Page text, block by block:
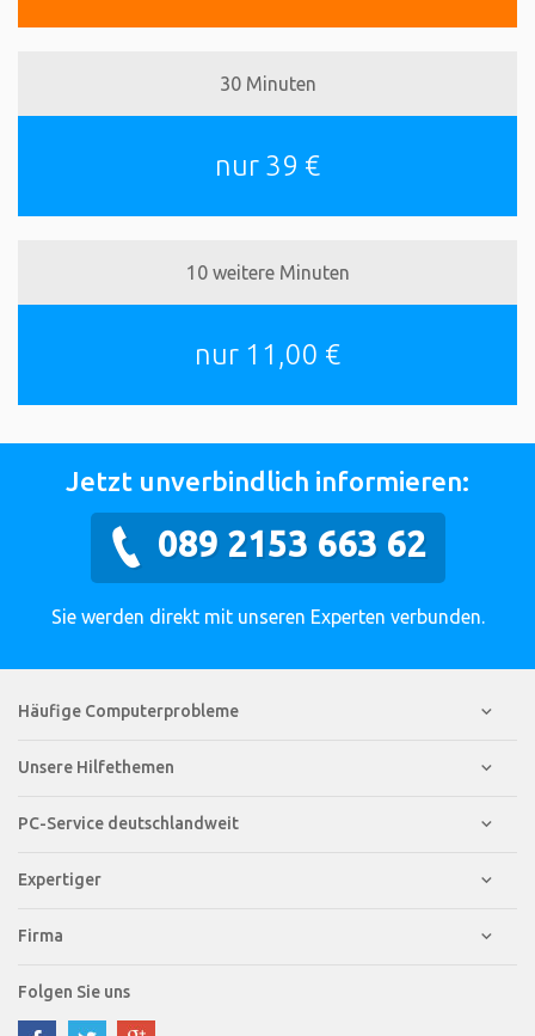
30 Minuten
nur 39 €
10 weitere Minuten
nur 11,00 €
Jetzt unverbindlich informieren:
089 2153 663 62
Sie werden direkt mit unseren Experten verbunden.
Häufige Computerprobleme
Unsere Hilfethemen
PC-Service deutschlandweit
Expertiger
Firma
Folgen Sie uns